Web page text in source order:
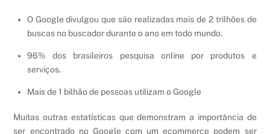
O Google divulgou que são realizadas mais de 2 trilhões de
buscas no buscador durante o ano em todo mundo.
96% dos brasileiros pesquisa online por produtos e
serviços.
Mais de 1 bilhão de pessoas utilizam o Google
Muitas outras estatísticas que demonstram a importância de
ser encontrado no Google com um ecommerce podem ser